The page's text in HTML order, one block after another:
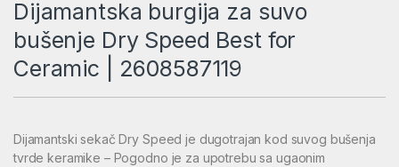
Dijamantska burgija za suvo
bušenje Dry Speed Best for
Ceramic | 2608587119
Dijamantski sekač Dry Speed je dugotrajan kod suvog bušenja
tvrde keramike – Pogodno je za upotrebu sa ugaonim